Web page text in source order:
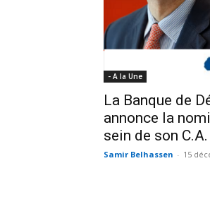
- A la Une
La Banque de
annonce la
sein de son C.A.
Samir Belhassen - 15